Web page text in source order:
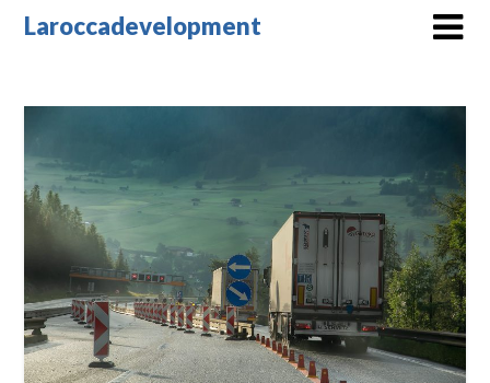
SkipLaroccadevelopment